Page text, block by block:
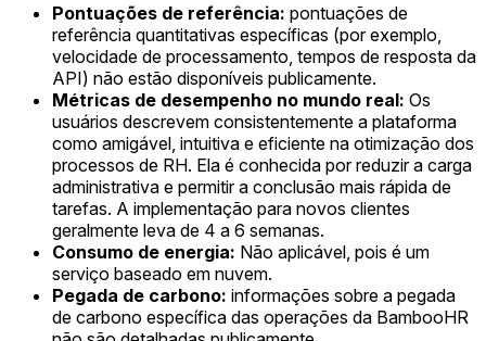
Pontuações de referência: pontuações de
referência quantitativas específicas (por exemplo,
velocidade de processamento, tempos de resposta da
API) não estão disponíveis publicamente.
Métricas de desempenho no mundo real: Os
usuários descrevem consistentemente a plataforma
como amigável, intuitiva e eficiente na otimização dos
processos de RH. Ela é conhecida por reduzir a carga
administrativa e permitir a conclusão mais rápida de
tarefas. A implementação para novos clientes
geralmente leva de 4 a 6 semanas.
Consumo de energia: Não aplicável, pois é um
serviço baseado em nuvem.
Pegada de carbono: informações sobre a pegada
de carbono específica das operações da BambooHR